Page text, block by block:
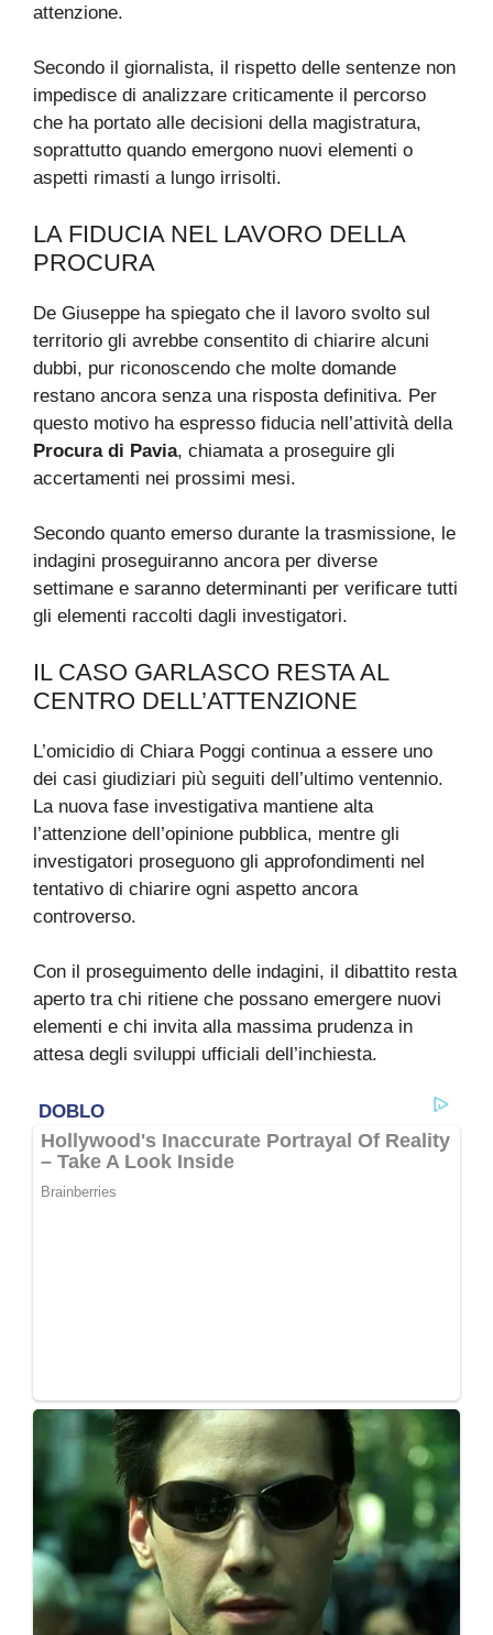
attenzione.
Secondo il giornalista, il rispetto delle sentenze non
impedisce di analizzare criticamente il percorso
che ha portato alle decisioni della magistratura,
soprattutto quando emergono nuovi elementi o
aspetti rimasti a lungo irrisolti.
LA FIDUCIA NEL LAVORO DELLA
PROCURA
De Giuseppe ha spiegato che il lavoro svolto sul
territorio gli avrebbe consentito di chiarire alcuni
dubbi, pur riconoscendo che molte domande
restano ancora senza una risposta definitiva. Per
questo motivo ha espresso fiducia nell’attività della
Procura di Pavia, chiamata a proseguire gli
accertamenti nei prossimi mesi.
Secondo quanto emerso durante la trasmissione, le
indagini proseguiranno ancora per diverse
settimane e saranno determinanti per verificare tutti
gli elementi raccolti dagli investigatori.
IL CASO GARLASCO RESTA AL
CENTRO DELL’ATTENZIONE
L’omicidio di Chiara Poggi continua a essere uno
dei casi giudiziari più seguiti dell’ultimo ventennio.
La nuova fase investigativa mantiene alta
l’attenzione dell’opinione pubblica, mentre gli
investigatori proseguono gli approfondimenti nel
tentativo di chiarire ogni aspetto ancora
controverso.
Con il proseguimento delle indagini, il dibattito resta
aperto tra chi ritiene che possano emergere nuovi
elementi e chi invita alla massima prudenza in
attesa degli sviluppi ufficiali dell’inchiesta.